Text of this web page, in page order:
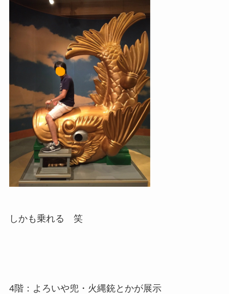
しかも乗れる 笑
4階：よろいや兜・火縄銃とかが展示